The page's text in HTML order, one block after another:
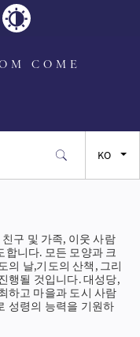
COME
FR
ES
KO
구 및 가족, 이웃 사람
합니다. 모든 모양과 크
의 날,기도의 산책, 그리
행될 것입니다. 대성당,
하고 마을과 도시 사람
성령의 능력을 기원하